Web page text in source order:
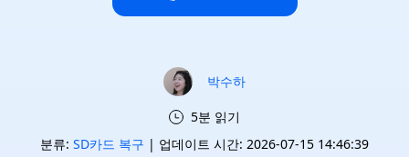
박수하
5분 읽기
분류: SD카드 복구 | 업데이트 시간: 2026-07-15 14:46:39